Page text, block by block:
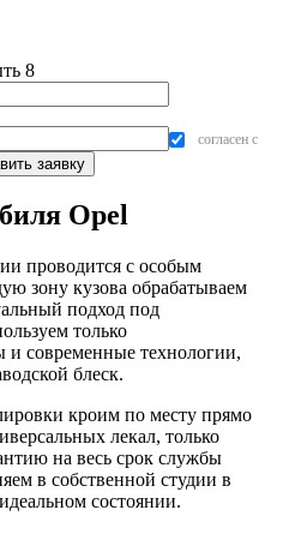
8
согласен с
Opel
проводится с особым
зону кузова обрабатываем
подход под
только
и современные технологии,
блеск.
кроим по месту прямо
лекал, только
на весь срок службы
в собственной студии в
состоянии.